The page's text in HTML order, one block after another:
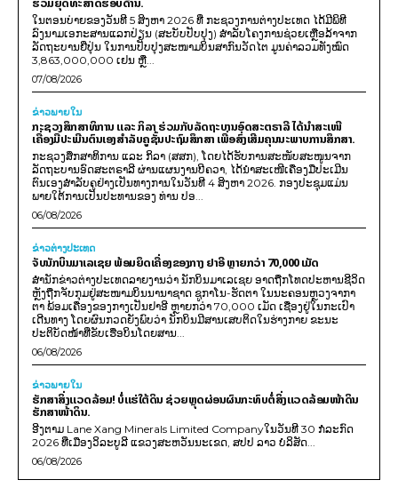
ໃນຕອນບ່າຍຂອງວັນທີ 5 ສິງຫາ 2026 ທີ່ ກະຊວງການຕ່າງປະເທດ ໄດ້ມີພິທີ
ລົງນາມເອກະສານແລກປ່ຽນ (ສະບັບປັບປຸງ) ສໍາລັບໂຄງການຊ່ວຍເຫຼືອລ້າຈາກ
ລັດຖະບານຍີ່ປຸ່ນ ໃນການປັບປຸງສະໜາມບິນສາກົນວັດໄຕ ມູນຄ່າລວມທັງໝົດ
3,863,000,000 ເຢນ ຫຼື...
07/08/2026
ຂ່າວພາຍ​ໃນ
ກະຊວງສຶກສາທິການ ແລະ ກິລາ ຮ່ວມກັບລັດຖະບານອົດສະຕຣາລີ ໄດ້ນຳສະເໜີ
ເຄື່ອງມືປະເມີນຕົນເອງສຳລັບຄູຊັ້ນປະຖົມສຶກສາ ເພື່ອສົ່ງເສີມຄຸນນະພາບການສຶກສາ.
ກະຊວງສຶກສາທິການ ແລະ ກິລາ (ສສກ), ໂດຍໄດ້ຮັບການສະໜັບສະໜູນຈາກ
ລັດຖະບານອົດສະຕຣາລີ ຜ່ານແຜນງານບີຄວາ, ໄດ້ນຳສະເໜີເຄື່ອງມືປະເມີນ
ຕົນເອງສຳລັບຄູຢ່າງເປັນທາງການໃນວັນທີ 4 ສິງຫາ 2026. ກອງປະຊຸມແມ່ນ
ພາຍໃຕ້ການເປັນປະທານຂອງ ທ່ານ ປອ...
06/08/2026
ຂ່າວຕ່າງປະເທດ
ຈັບນັກບິນມາເລເຊຍ ພ້ອມຍຶດເຄື່ອງຂອງກາງ ຢາອີ ຫຼາຍກວ່າ 70,000 ເມັດ
ສຳນັກຂ່າວຕ່າງປະເທດລາຍງານວ່າ ນັກບິນມາເລເຊຍ ອາດຖືກໂທດປະຫານຊີວິດ
ຫຼັງຖືກຈັບກຸມຢູ່ສະໜາມບິນນານາຊາດ ຊູກາໂນ-ຮັດຕາ ໃນນະຄອນຫຼວງຈາກາ
ຕາ ພ້ອມເຄື່ອງຂອງກາງເປັນຢາອີ ຫຼາຍກວ່າ 70,000 ເມັດ ເຊື່ອງຢູ່ໃນກະເປົາ
ເດີນທາງ ໂດຍຜົນກວດຍັງພົບວ່າ ນັກບິນມີສານເສບຕິດໃນຮ່າງກາຍ ຂະນະ
ປະຕິບັດໜ້າທີ່ຂັບເຮືອບິນໂດຍສານ...
06/08/2026
ຂ່າວພາຍ​ໃນ
ຮັກສາສິ່ງແວດລ້ອມ! ບໍ່ແຮ່ໃຕ້ດິນ ຊ່ວຍຫຼຸດຜ່ອນຜົນກະທົບຕໍ່ສິ່ງແວດລ້ອມໜ້າດິນ
ຮັກສາໜ້າດິນ.
ອີງຕາມ Lane Xang Minerals Limited Companyໃນວັນທີ 30 ກໍລະກົດ
2026 ທີ່ເມືອງວິລະບູລີ ແຂວງສະຫວັນນະເຂດ, ສປປ ລາວ ບໍລິສັດ...
06/08/2026